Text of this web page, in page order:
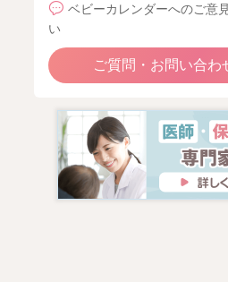
ベビーカレンダーへのご意
い
ご質問・お問い合わ